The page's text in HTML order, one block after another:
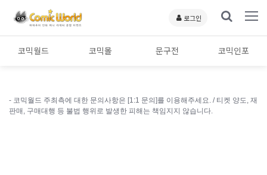
로그인
코믹월드 코믹몰 문구전 코믹인포
- 코믹월드 주최측에 대한 문의사항은 [1:1 문의]를 이용해주세요. / 티켓 양도, 재
판매, 구매대행 등 불법 행위로 발생한 피해는 책임지지 않습니다.